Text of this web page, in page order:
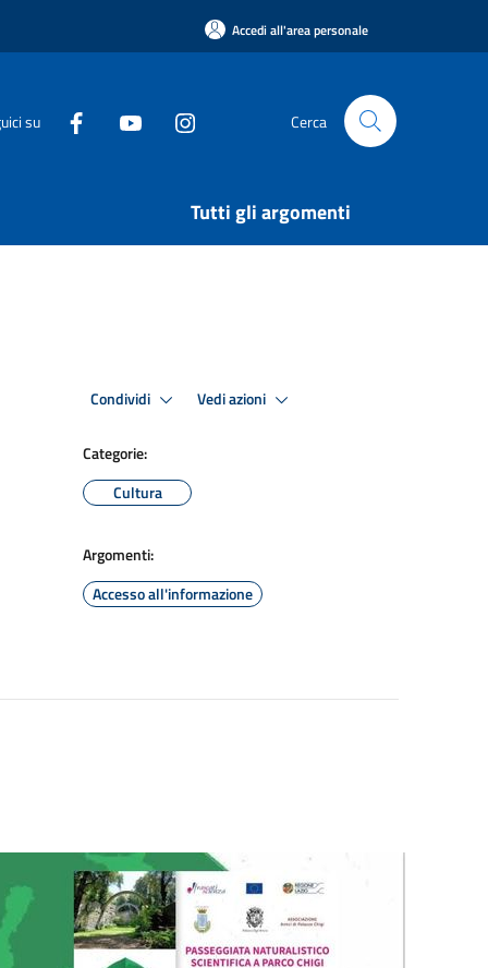
Accedi all'area personale
su Cerca
Tutti gli argomenti
Condividi Vedi azioni
Categorie:
Cultura
Argomenti:
Accesso all'informazione